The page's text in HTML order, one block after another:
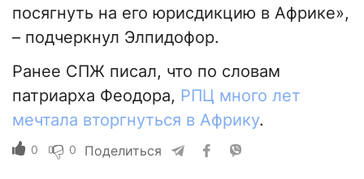
посягнуть на его юрисдикцию в Африке»,
– подчеркнул Элпидофор.
Ранее СПЖ писал, что по словам
патриарха Феодора, РПЦ много лет
мечтала вторгнуться в Африку.
0 0 Поделиться